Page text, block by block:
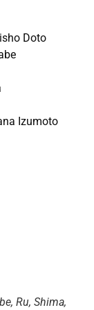
Doto
Izumoto
Ru, Shima,